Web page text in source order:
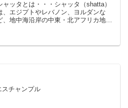
ャッタとは・・・シャッタ（shatta）
、エジプトやレバノン、ヨルダンな
、地中海沿岸の中東・北アフリカ地域
材料にハーブやビネガー（酢）、レモ
スチャンプル